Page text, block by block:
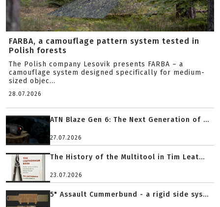
FARBA, a camouflage pattern system tested in
Polish forests
The Polish company Lesovik presents FARBA – a
camouflage system designed specifically for medium-
sized objec...
28.07.2026
ATN Blaze Gen 6: The Next Generation of ...
27.07.2026
The History of the Multitool in Tim Leat...
23.07.2026
5" Assault Cummerbund - a rigid side sys...